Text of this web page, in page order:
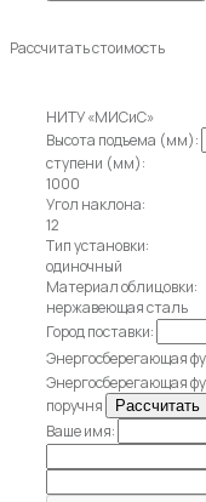
Рассчитать стоимость
НИТУ «МИСиС»
Высота подъема (мм):
ступени (мм):
1000
Угол наклона:
12
Тип установки:
одиночный
Материал облицовки:
нержавеющая сталь
Город поставки:
Энергосберегающая
Энергосберегающая
поручня
Ваше имя: